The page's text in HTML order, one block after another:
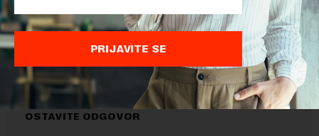
TEMA:
PRIVREDA
OSTAVITE ODGOVOR
PRIJAVITE SE